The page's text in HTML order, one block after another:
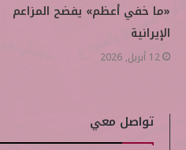
«ما خفي أعظم» يفضح المزاعم
الإيرانية
12 أبريل, 2026
تواصل معي